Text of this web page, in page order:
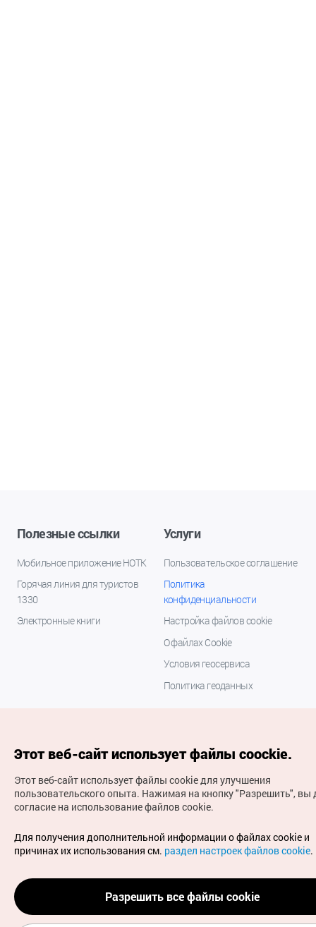
Полезные ссылки
Мобильное приложение НОТК
Горячая линия для туристов
1330
Электронные книги
Услуги
Пользовательское соглашение
Политика
конфиденциальности
Настройка файлов cookie
О файлах Cookie
Условия геосервиса
Политика геоданных
(с) Национальная организация туризма Кореи Все
права защищены
Для извещения об ошибках и проблемах, связанных с
работой веб-сайта, направляйте ваши запросы на
официальный адрес электронной почты
russian@knto.or.kr
Этот веб-сайт использует файлы coockie.
Этот веб-сайт использует файлы cookie для улучшения
пользовательского опыта. Нажимая на кнопку "Разрешить", вы
согласие на использование файлов cookie.
Для получения дополнительной информации о файлах cookie и
причинах их использования см. раздел настроек файлов cookie.
Разрешить все файлы cookie